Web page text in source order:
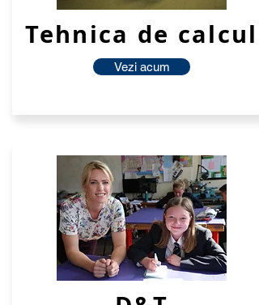
Tehnica de calcul
Vezi acum